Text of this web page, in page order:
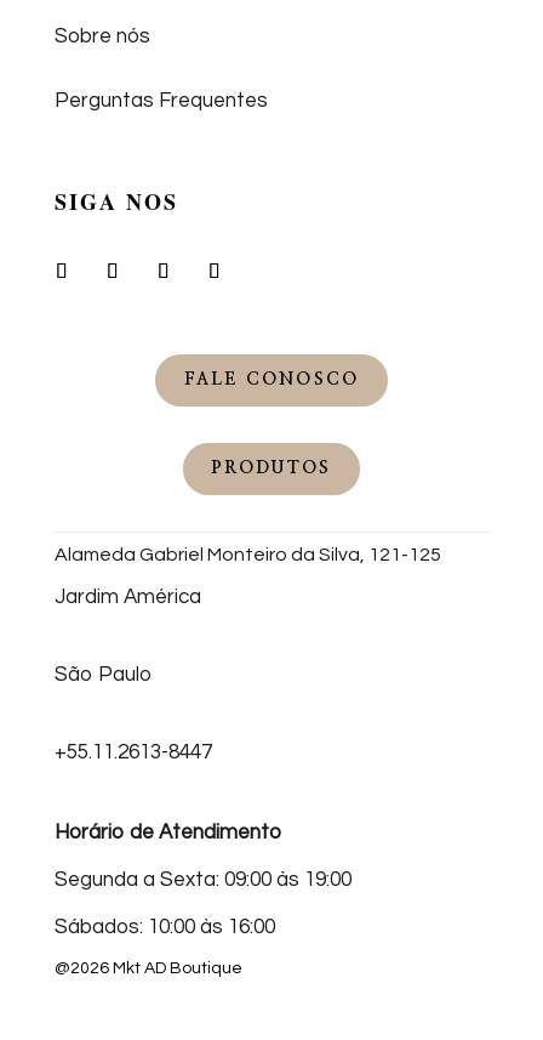
Sobre nós
Perguntas Frequentes
SIGA NOS
FALE CONOSCO
PRODUTOS
Alameda Gabriel Monteiro da Silva, 121-125
Jardim América
São Paulo
+55.11.2613-8447
Horário de Atendimento
Segunda a Sexta: 09:00 às 19:00
Sábados: 10:00 às 16:00
@2026 Mkt AD Boutique